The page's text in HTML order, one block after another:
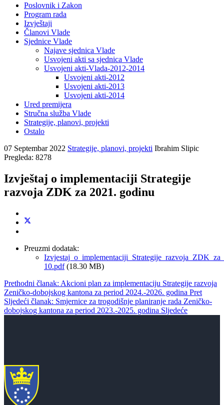
Poslovnik i Zakon
Program rada
Izvještaji
Članovi Vlade
Sjednice Vlade
Najave sjednica Vlade
Usvojeni akti sa sjednica Vlade
Usvojeni akti-Vlada-2012-2014
Usvojeni akti-2012
Usvojeni akti-2013
Usvojeni akti-2014
Ured premijera
Stručna služba Vlade
Strategije, planovi, projekti
Ostalo
07 Septembar 2022 Strategije, planovi, projekti Ibrahim Slipic
Pregleda: 8278
Izvještaj o implementaciji Strategije
razvoja ZDK za 2021. godinu
Preuzmi dodatak:
10.pdf(18.30 MB)
Prethodni članak: Akcioni plan za implementaciju Strategije razvoja
Zeničko-dobojskog kantona za period 2024.-2026. godina Pret
Sljedeći članak: Smjernice za trogodišnje planiranje rada Zeničko-
dobojskog kantona za period 2023.-2025. godina Sljedeće